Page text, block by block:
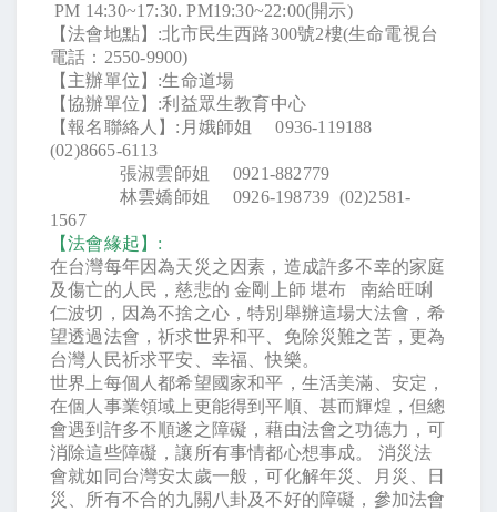
PM 14:30~17:30. PM19:30~22:00(開示)
【法會地點】 :北市民生西路300號2樓(生命電視台
電話： 2550-9900)
【主辦單位】 :生命道場
【協辦單位】 :利益眾生教育中心
【報名聯絡人】 : 月娥師姐
0936-119188
(02)8665-6113
張淑雲師姐
0921-882779
林雲嬌師姐
0926-198739 (02)2581-
1567
【法會緣起】 :
在台灣每年因為天災之因素，造成許多不幸的家庭
及傷亡的人民，慈悲的 金剛上師 堪布
南給旺唎
仁波切，因為不捨之心，特別舉辦這場大法會，希
望透過法會，祈求世界和平、免除災難之苦，更為
台灣人民祈求平安、幸福、快樂。
世界上每個人都希望國家和平，生活美滿、安定，
在個人事業領域上更能得到平順、甚而輝煌，但總
會遇到許多不順遂之障礙，藉由法會之功德力，可
消除這些障礙，讓所有事情都心想事成。
消災法
會就如同台灣安太歲一般，可化解年災、月災、日
災、所有不合的九關八卦及不好的障礙，參加法會